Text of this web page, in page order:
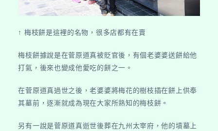
↑ 梅枝餅是這裡的名物，很多店都有在賣
梅枝餅據說是在菅原道真被貶官後，有個老婆婆送餅給他
打氣，後來也變成他愛吃的餅之一。
在菅原道真過世之後，老婆婆將梅花的樹枝插在餅上供奉
其墓前，逐漸就成為現在大家所熟知的梅枝餅。
另有一說是菅原道真逝世後葬在九州太宰府，他的墳墓上